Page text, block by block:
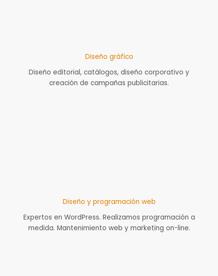
Diseño gráfico
Diseño editorial, catálogos, diseño corporativo y
creación de campañas publicitarias.
Diseño y programación web
Expertos en WordPress. Realizamos programación a
medida. Mantenimiento web y marketing on-line.